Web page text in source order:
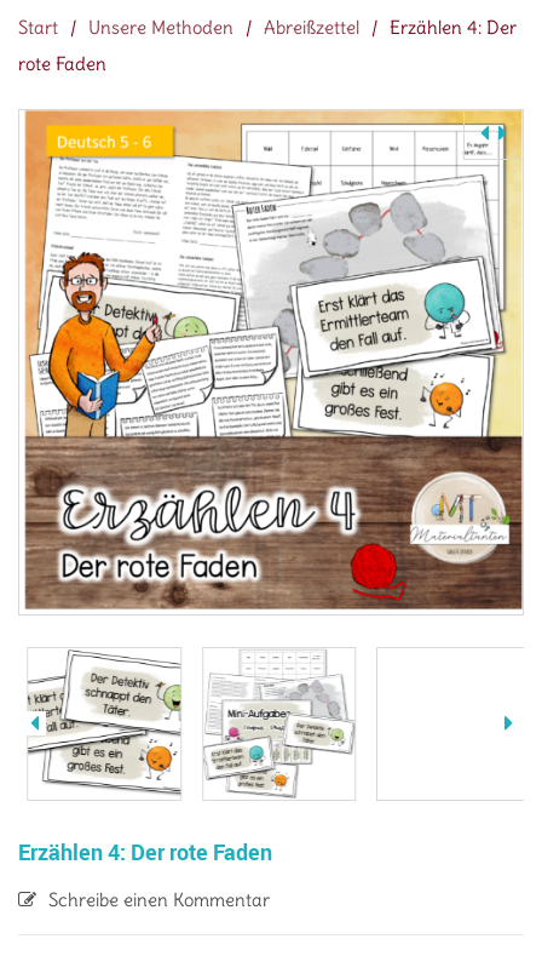
Start / Unsere Methoden / Abreißzettel / Erzählen 4: Der
rote Faden
Erzählen 4: Der rote Faden
Schreibe einen Kommentar